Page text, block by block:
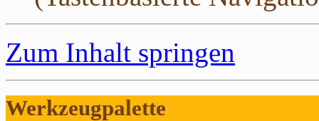
Zum Inhalt springen
Werkzeugpalette